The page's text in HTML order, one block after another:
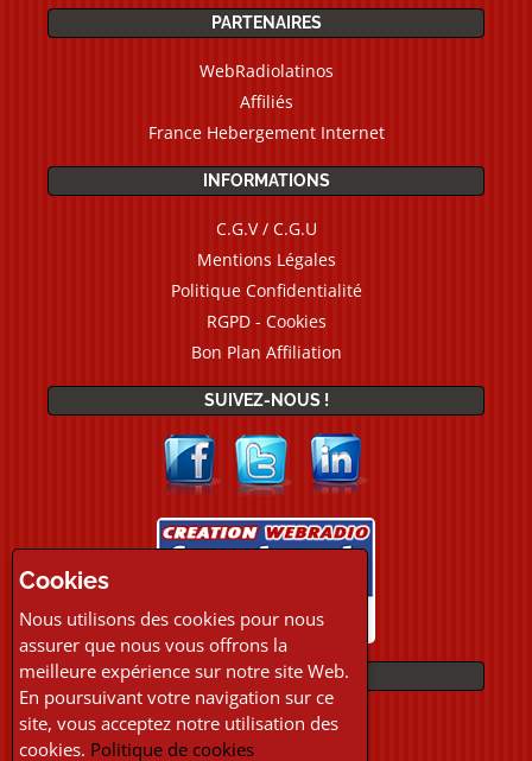
PARTENAIRES
WebRadiolatinos
Affiliés
France Hebergement Internet
INFORMATIONS
C.G.V / C.G.U
Mentions Légales
Politique Confidentialité
RGPD - Cookies
Bon Plan Affiliation
SUIVEZ-NOUS !
PAIEMENTS
Cookies
Nous utilisons des cookies pour nous
assurer que nous vous offrons la
meilleure expérience sur notre site Web.
En poursuivant votre navigation sur ce
site, vous acceptez notre utilisation des
cookies. Politique de cookies